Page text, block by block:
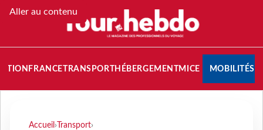
Aller au contenu
FRANCETRANSPORT HÉBERGEMENTMICE MOBILITÉS
Accueil › Transport›